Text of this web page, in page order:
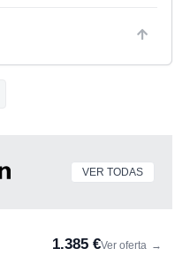
VER TODAS
1.385 €Ver oferta →